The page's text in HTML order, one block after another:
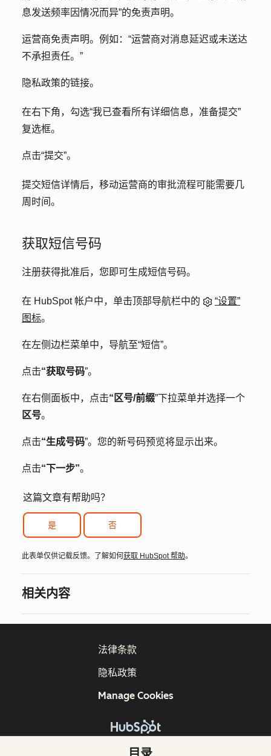
息发送频率因情况而异”的免责声明。
运营商免责声明。例如：“运营商对消息延迟或未送达
不承担责任。”
隐私政策的链接。
在右下角，勾选“我已查看所有详细信息，准备提交”
复选框。
点击“提交”。
提交短信详情后，移动运营商的审批流程可能需要几
周时间。
获取短信号码
注册获得批准后，您即可生成短信号码。
在 HubSpot 帐户中，单击顶部导航栏中的
“设置”
图标。
在左侧边栏菜单中，导航至“短信”。
点击“获取号码”。
在右侧面板中，点击“区号/前缀”下拉菜单并选择一个
区号。
点击“生成号码”。您的新号码预览将显示出来。
点击“下一步”。
这篇文章有帮助吗？
是 否
此表单仅供记载反馈。了解如何 获取 HubSpot 帮助。
相关内容
版权所有 © 2026 HubSpot, Inc.
法律条款
隐私政策
Manage Cookies